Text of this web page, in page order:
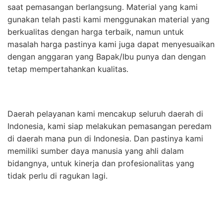
saat pemasangan berlangsung. Material yang kami
gunakan telah pasti kami menggunakan material yang
berkualitas dengan harga terbaik, namun untuk
masalah harga pastinya kami juga dapat menyesuaikan
dengan anggaran yang Bapak/Ibu punya dan dengan
tetap mempertahankan kualitas.
Daerah pelayanan kami mencakup seluruh daerah di
Indonesia, kami siap melakukan pemasangan peredam
di daerah mana pun di Indonesia. Dan pastinya kami
memiliki sumber daya manusia yang ahli dalam
bidangnya, untuk kinerja dan profesionalitas yang
tidak perlu di ragukan lagi.